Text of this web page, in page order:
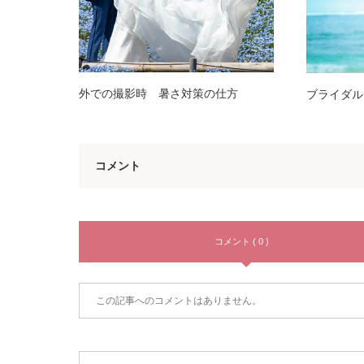
外での撮影時 暑さ対策の仕方 ブライダ
コメント
コメント ( 0 )
この記事へのコメントはありません。